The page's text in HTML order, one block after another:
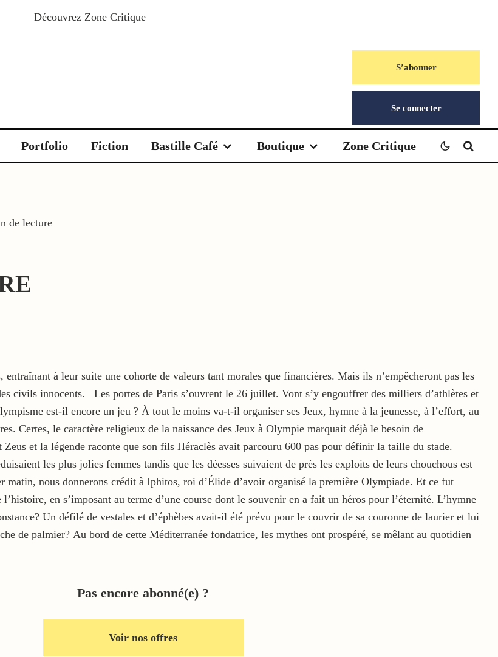
Découvrez Zone Critique
S’abonner
Se connecter
Portfolio Fiction Bastille Café Boutique Zone Critique
de lecture
à leur suite une cohorte de valeurs tant morales que financières. Mais ils n’empêcheront pas les
civils innocents. Les portes de Paris s’ouvrent le 26 juillet. Vont s’y engouffrer des milliers d’athlètes et
est-il encore un jeu ? À tout le moins va-t-il organiser ses Jeux, hymne à la jeunesse, à l’effort, au
Certes, le caractère religieux de la naissance des Jeux à Olympie marquait déjà le besoin de
Zeus et la légende raconte que son fils Héraclès avait parcouru 600 pas pour définir la taille du stade.
les plus jolies femmes tandis que les déesses suivaient de près les exploits de leurs chouchous est
matin, nous donnerons crédit à Iphitos, roi d’Élide d’avoir organisé la première Olympiade. Et ce fut
en s’imposant au terme d’une course dont le souvenir en a fait un héros pour l’éternité. L’hymne
Un défilé de vestales et d’éphèbes avait-il été prévu pour le couvrir de sa couronne de laurier et lui
de palmier? Au bord de cette Méditerranée fondatrice, les mythes ont prospéré, se mêlant au quotidien
Pas encore abonné(e) ?
Voir nos offres